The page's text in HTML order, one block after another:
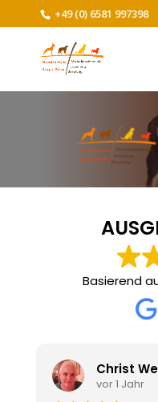
+49 (0) 6581 997398
Basierend
Christ
vor 1 Jahr